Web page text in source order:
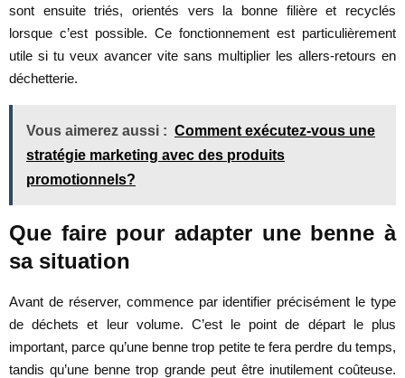
sont ensuite triés, orientés vers la bonne filière et recyclés
lorsque c’est possible. Ce fonctionnement est particulièrement
utile si tu veux avancer vite sans multiplier les allers-retours en
déchetterie.
Vous aimerez aussi : Comment exécutez-vous une
stratégie marketing avec des produits
promotionnels?
Que faire pour adapter une benne à
sa situation
Avant de réserver, commence par identifier précisément le type
de déchets et leur volume. C’est le point de départ le plus
important, parce qu’une benne trop petite te fera perdre du temps,
tandis qu’une benne trop grande peut être inutilement coûteuse.